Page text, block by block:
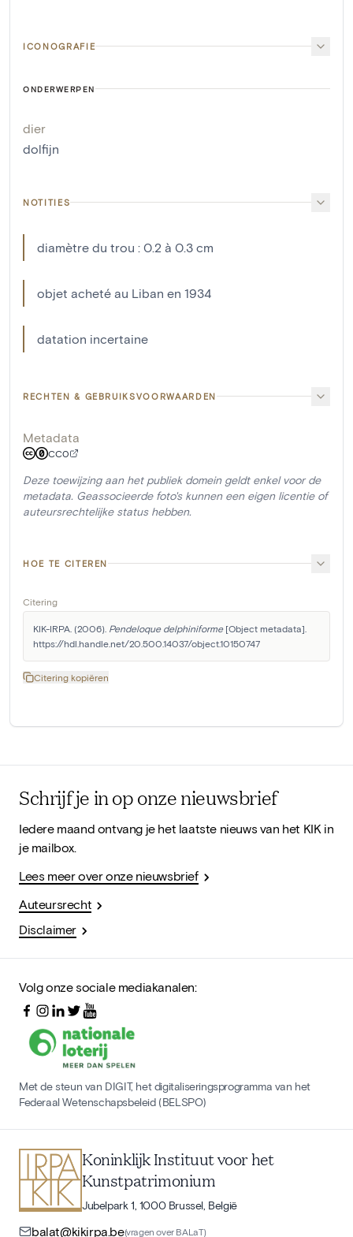
ICONOGRAFIE
ONDERWERPEN
dier
dolfijn
NOTITIES
diamètre du trou : 0.2 à 0.3 cm
objet acheté au Liban en 1934
datation incertaine
RECHTEN & GEBRUIKSVOORWAARDEN
Metadata
CC0
Deze toewijzing aan het publiek domein geldt enkel voor de
metadata. Geassocieerde foto's kunnen een eigen licentie of
auteursrechtelijke status hebben.
HOE TE CITEREN
Citering
KIK-IRPA. (2006). Pendeloque delphiniforme [Object metadata].
https://hdl.handle.net/20.500.14037/object.10150747
Citering kopiëren
Schrijf je in op onze nieuwsbrief
Iedere maand ontvang je het laatste nieuws van het KIK in
je mailbox.
Lees meer over onze nieuwsbrief
Auteursrecht
Disclaimer
Volg onze sociale mediakanalen:
Met de steun van DIGIT, het digitaliseringsprogramma van het
Federaal Wetenschapsbeleid (BELSPO)
Koninklijk Instituut voor het
Kunstpatrimonium
Jubelpark 1, 1000 Brussel, België
balat@kikirpa.be(vragen over BALaT)